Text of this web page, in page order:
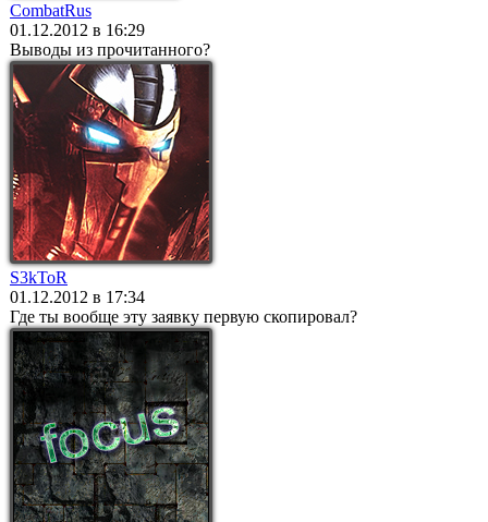
CombatRus
01.12.2012 в 16:29
Выводы из прочитанного?
S3kToR
01.12.2012 в 17:34
Где ты вообще эту заявку первую скопировал?